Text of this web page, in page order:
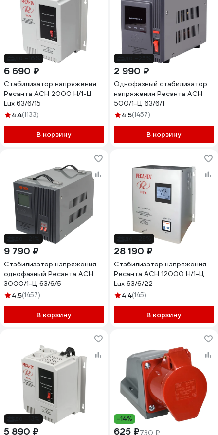
6 690 ₽
Стабилизатор напряжения
Ресанта АСН 2000 Н/1-Ц
Lux 63/6/15
4.4(1133)
В корзину
2 990 ₽
Однофазный стабилизатор
напряжения Ресанта АСН
500/1-Ц 63/6/1
4.5(1457)
В корзину
9 790 ₽
Стабилизатор напряжения
однофазный Ресанта АСН
3000/1-Ц 63/6/5
4.5(1457)
В корзину
28 190 ₽
Стабилизатор напряжения
Ресанта АСН 12000 Н/1-Ц
Lux 63/6/22
4.4(145)
В корзину
5 890 ₽
-14%
625 ₽730 ₽